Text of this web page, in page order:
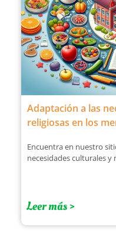
Adaptación a las
religiosas en los
Encuentra en nuestro
necesidades culturales y
Leer más >